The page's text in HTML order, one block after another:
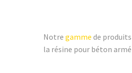
Notre gamme de
la résine pour béton